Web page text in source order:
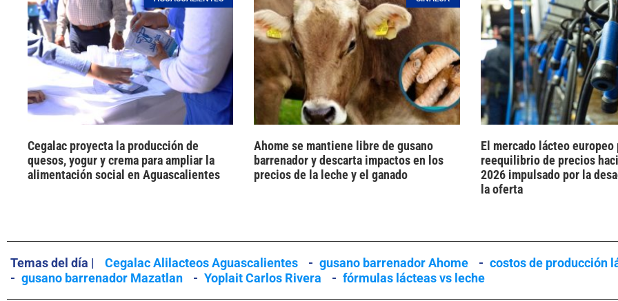
Cegalac proyecta la producción de
quesos, yogur y crema para ampliar la
alimentación social en Aguascalientes
Ahome se mantiene libre de gusano
barrenador y descarta impactos en los
precios de la leche y el ganado
El mercado lácteo
reequilibrio de precios
2026 impulsado por la
la oferta
Temas del día | Cegalac Alilacteos Aguascalientes - gusano barrenador Ahome - costos de producción
- gusano barrenador Mazatlan - Yoplait Carlos Rivera - fórmulas lácteas vs leche